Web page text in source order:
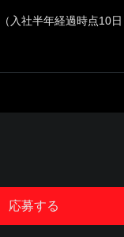
入社半年経過時点10
応募する